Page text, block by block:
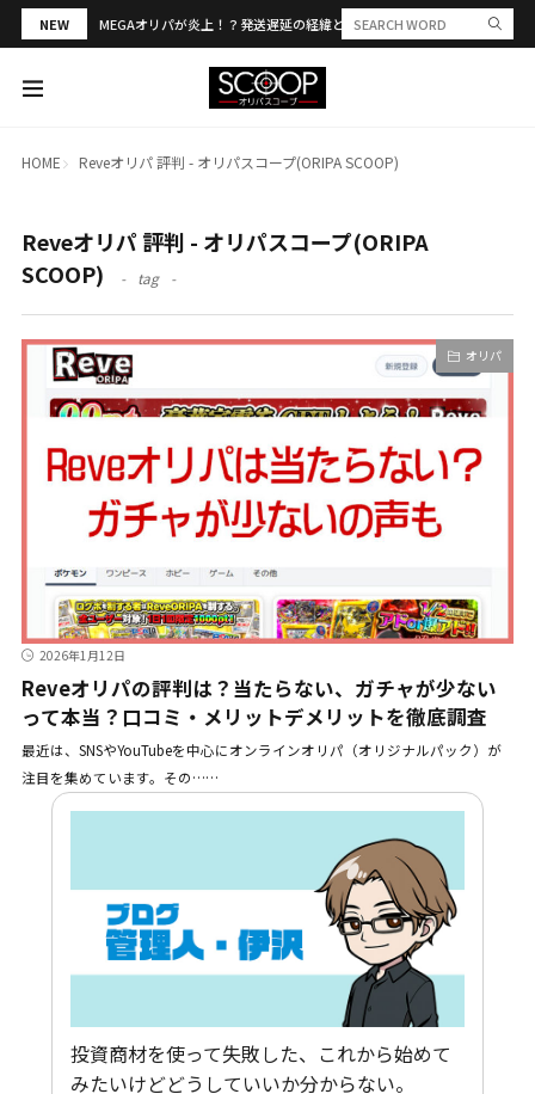
NEW MEGAオリパが炎上！？発送遅延の経緯と評判・当選報告を解説
HOME Reveオリパ 評判 - オリパスコープ(ORIPA SCOOP)
Reveオリパ 評判 - オリパスコープ(ORIPA
SCOOP)
tag
オリパ
2026年1月12日
Reveオリパの評判は？当たらない、ガチャが少ない
って本当？口コミ・メリットデメリットを徹底調査
最近は、SNSやYouTubeを中心にオンラインオリパ（オリジナルパック）が
注目を集めています。その……
投資商材を使って失敗した、これから始めて
みたいけどどうしていいか分からない。